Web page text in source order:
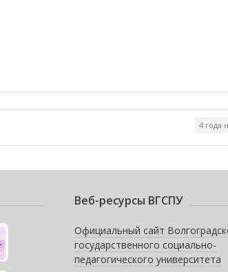
4 года
Веб-ресурсы ВГСПУ
Официальный сайт
государственного социально-
педагогического университета